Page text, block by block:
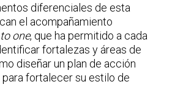
diferenciales de esta
el acompañamiento
one, que ha permitido a cada
fortalezas y áreas de
diseñar un plan de acción
fortalecer su estilo de